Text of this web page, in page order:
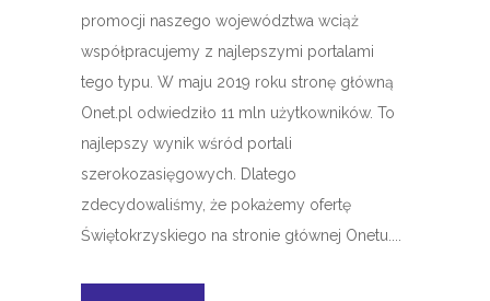
promocji naszego województwa wciąż
współpracujemy z najlepszymi portalami
tego typu. W maju 2019 roku stronę główną
Onet.pl odwiedziło 11 mln użytkowników. To
najlepszy wynik wśród portali
szerokozasięgowych. Dlatego
zdecydowaliśmy, że pokażemy ofertę
Świętokrzyskiego na stronie głównej Onetu....